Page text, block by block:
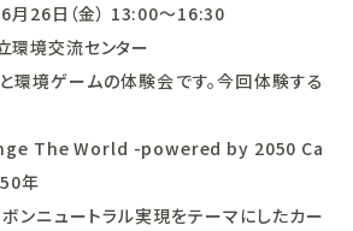
26日（金） 13:00～16:30
境交流センター
境ゲームの体験会です。今回体験する
World -powered by 2050 Ca
年
トラル実現をテーマにしたカー